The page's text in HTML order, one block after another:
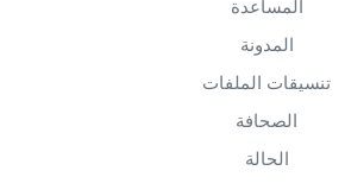
المساعدة
المدونة
تنسيقات الملفات
الصحافة
الحالة